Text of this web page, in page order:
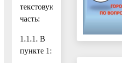
текстовую
часть:
1.1.1. В
пункте 1: